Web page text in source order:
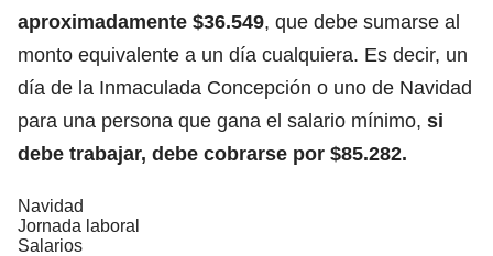
aproximadamente $36.549, que debe sumarse al
monto equivalente a un día cualquiera. Es decir, un
día de la Inmaculada Concepción o uno de Navidad
para una persona que gana el salario mínimo, si
debe trabajar, debe cobrarse por $85.282.
Navidad
Jornada laboral
Salarios